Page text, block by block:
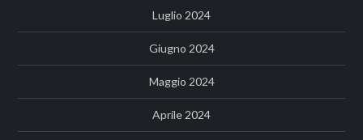
Luglio 2024
Giugno 2024
Maggio 2024
Aprile 2024